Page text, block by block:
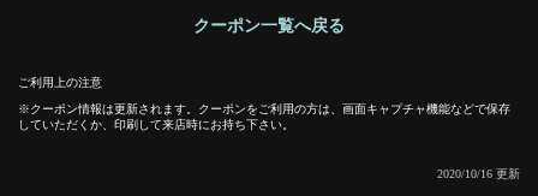
クーポン一覧へ戻る
ご利用上の注意
クーポン情報は更新されます。クーポンをご利用の方は、画面キャプチャ機能などで保存
していただくか、印刷して来店時にお持ち下さい。
2020/10/16 更新